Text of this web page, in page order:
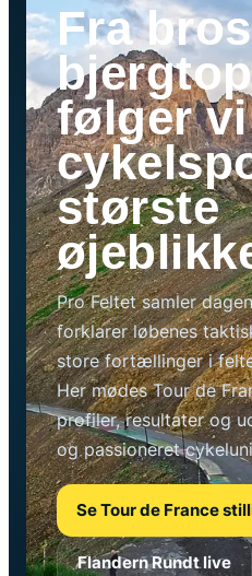
Fra
følger vi
største
Pro Feltet samler
forklarer løbenes
store fortællinger i
Her mødes Tour de
profiler, resultater og
og passioneret
Se Tour de France
Flandern Rundt live